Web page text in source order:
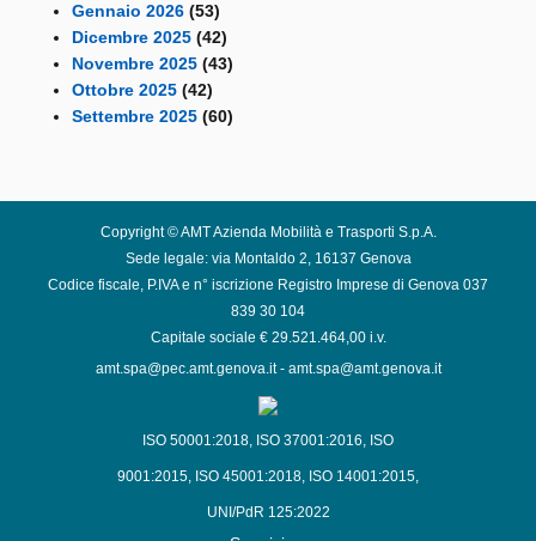
Gennaio 2026 (53)
Dicembre 2025 (42)
Novembre 2025 (43)
Ottobre 2025 (42)
Settembre 2025 (60)
Copyright © AMT Azienda Mobilità e Trasporti S.p.A.
Sede legale: via Montaldo 2, 16137 Genova
Codice fiscale, P.IVA e n° iscrizione Registro Imprese di Genova 037
839 30 104
Capitale sociale € 29.521.464,00 i.v.
amt.spa@pec.amt.genova.it- amt.spa@amt.genova.it
ISO 50001:2018, ISO 37001:2016, ISO
9001:2015, ISO 45001:2018, ISO 14001:2015,
UNI/PdR 125:2022